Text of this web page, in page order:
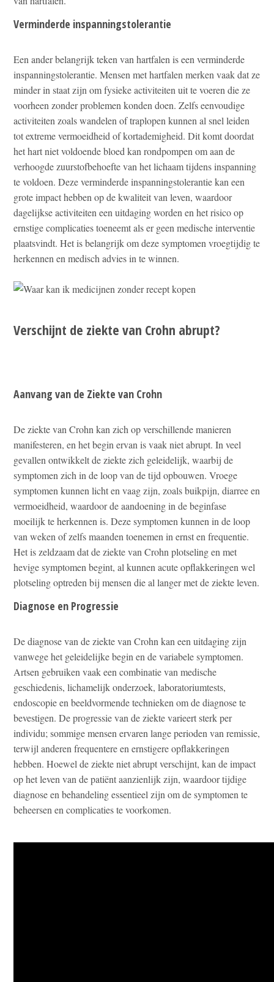
Verminderde inspanningstolerantie
Een ander belangrijk teken van hartfalen is een verminderde
inspanningstolerantie. Mensen met hartfalen merken vaak dat ze
minder in staat zijn om fysieke activiteiten uit te voeren die ze
voorheen zonder problemen konden doen. Zelfs eenvoudige
activiteiten zoals wandelen of traplopen kunnen al snel leiden
tot extreme vermoeidheid of kortademigheid. Dit komt doordat
het hart niet voldoende bloed kan rondpompen om aan de
verhoogde zuurstofbehoefte van het lichaam tijdens inspanning
te voldoen. Deze verminderde inspanningstolerantie kan een
grote impact hebben op de kwaliteit van leven, waardoor
dagelijkse activiteiten een uitdaging worden en het risico op
ernstige complicaties toeneemt als er geen medische interventie
plaatsvindt. Het is belangrijk om deze symptomen vroegtijdig te
herkennen en medisch advies in te winnen.
Verschijnt de ziekte van Crohn abrupt?
Aanvang van de Ziekte van Crohn
De ziekte van Crohn kan zich op verschillende manieren
manifesteren, en het begin ervan is vaak niet abrupt. In veel
gevallen ontwikkelt de ziekte zich geleidelijk, waarbij de
symptomen zich in de loop van de tijd opbouwen. Vroege
symptomen kunnen licht en vaag zijn, zoals buikpijn, diarree en
vermoeidheid, waardoor de aandoening in de beginfase
moeilijk te herkennen is. Deze symptomen kunnen in de loop
van weken of zelfs maanden toenemen in ernst en frequentie.
Het is zeldzaam dat de ziekte van Crohn plotseling en met
hevige symptomen begint, al kunnen acute opflakkeringen wel
plotseling optreden bij mensen die al langer met de ziekte leven.
Diagnose en Progressie
De diagnose van de ziekte van Crohn kan een uitdaging zijn
vanwege het geleidelijke begin en de variabele symptomen.
Artsen gebruiken vaak een combinatie van medische
geschiedenis, lichamelijk onderzoek, laboratoriumtests,
endoscopie en beeldvormende technieken om de diagnose te
bevestigen. De progressie van de ziekte varieert sterk per
individu; sommige mensen ervaren lange perioden van remissie,
terwijl anderen frequentere en ernstigere opflakkeringen
hebben. Hoewel de ziekte niet abrupt verschijnt, kan de impact
op het leven van de patiënt aanzienlijk zijn, waardoor tijdige
diagnose en behandeling essentieel zijn om de symptomen te
beheersen en complicaties te voorkomen.